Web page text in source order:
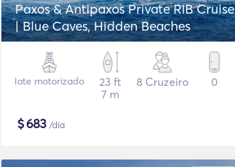
Paxos & Antipaxos Private RIB Cruise
| Blue Caves, Hidden Beaches
Iate motorizado
23 ft
7 m
8 Cruzeiro 0
$683 /dia